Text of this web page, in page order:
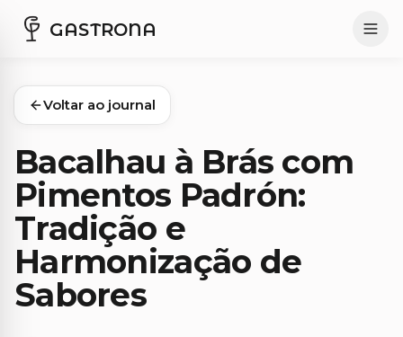
GASTRONA
Voltar ao journal
Bacalhau à Brás com
Pimentos Padrón:
Tradição e
Harmonização de
Sabores